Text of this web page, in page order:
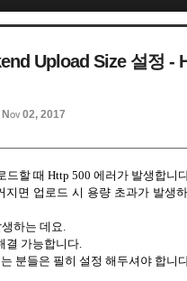
Upload Size 설정 -
Nov 02, 2017
드할 때 Http 500 에러가 발생합니
지면 업로드 시 용량 초과가 발생
하는 데요.
결 가능합니다.
분들은 필히 설정 해두셔야 합니
스케치북5
스케치북5